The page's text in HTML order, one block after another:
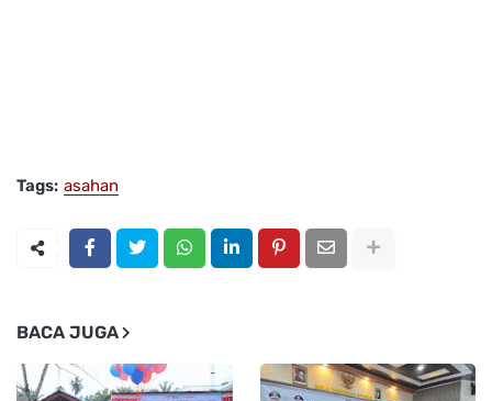
Tags: asahan
BACA JUGA